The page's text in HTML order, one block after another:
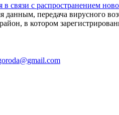
связи c распространением
данным, передача
в котором